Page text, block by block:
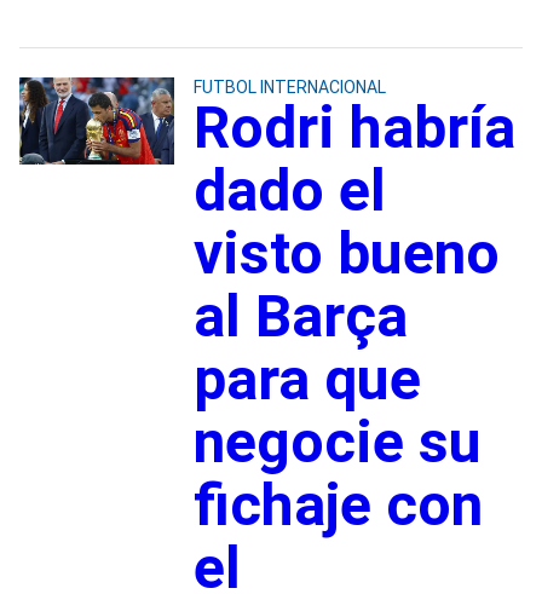
FUTBOL INTERNACIONAL
Rodri habría
dado el
visto bueno
al Barça
para que
negocie su
fichaje con
el